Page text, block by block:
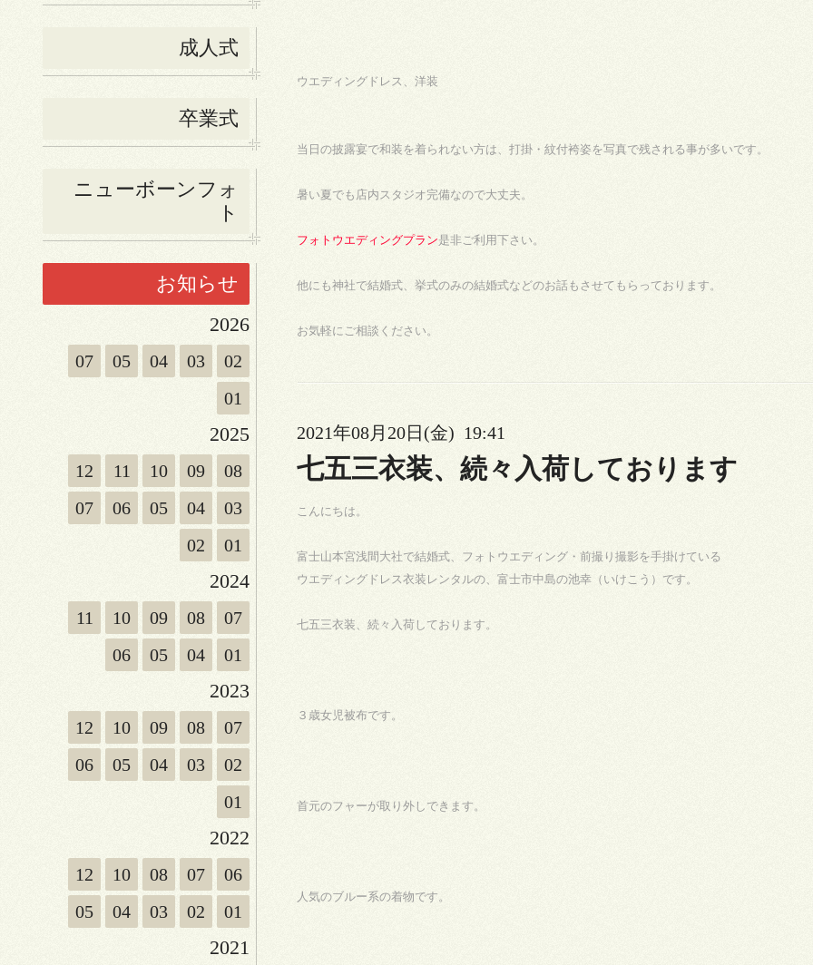
成人式
卒業式
ニューボーンフォ
ト
お知らせ
2026
07 05 04 03
02
01
2025
12 11 10 09
08
07
06 05 04
03
02
01
2024
11 10 09 08
07
06
05 04 01
2023
12 10 09 08
07
06
05 04 03
02
01
2022
12 10 08 07
06
05
04 03 02 01
2021
ウエディングドレス、洋装
当日の披露宴で和装を着られない方は、打掛・紋付袴姿を写真で残される事が多いです。
暑い夏でも店内スタジオ完備なので大丈夫。
フォトウエディングプラン是非ご利用下さい。
他にも神社で結婚式、挙式のみの結婚式などのお話もさせてもらっております。
お気軽にご相談ください。
2021年08月20日(金) 19:41
七五三衣装、続々入荷しております
こんにちは。
富士山本宮浅間大社で結婚式、フォトウエディング・前撮り撮影を手掛けている
ウエディングドレス衣装レンタルの、富士市中島の池幸（いけこう）です。
七五三衣装、続々入荷しております。
３歳女児被布です。
首元のフャーが取り外しできます。
人気のブルー系の着物です。